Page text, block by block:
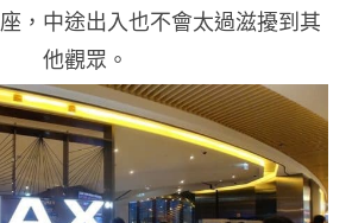
，中途出入也不會太過滋擾到其
他觀眾。